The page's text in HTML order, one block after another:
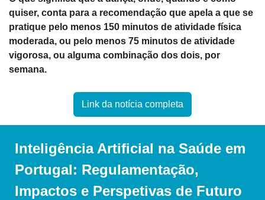
quiser, conta para a recomendação que apela a que se
pratique pelo menos 150 minutos de atividade física
moderada, ou pelo menos 75 minutos de atividade
vigorosa, ou alguma combinação dos dois, por
semana.
Link da notícia completa
Inteligência Artificial na Saúde em
Portugal: Regulamentação,
Impactos e Perspetivas de Futuro